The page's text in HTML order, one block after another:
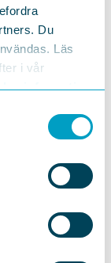
Du
Läs
i vår
information
får ett
nytt